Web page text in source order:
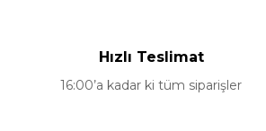
Ürün bilgilerinde hatalar bulunuyor.
Ürün fiyatı diğer sitelerden daha pahalı.
Hızlı Teslimat
16:00’a kadar ki tüm siparişler